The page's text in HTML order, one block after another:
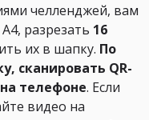
челленджей, вам
разрезать 16
их в шапку. По
сканировать QR-
телефоне. Если
видео на